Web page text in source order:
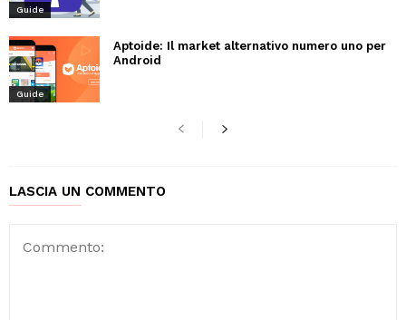
Guide
Guide
Aptoide: Il market alternativo numero uno per
Android
LASCIA UN COMMENTO